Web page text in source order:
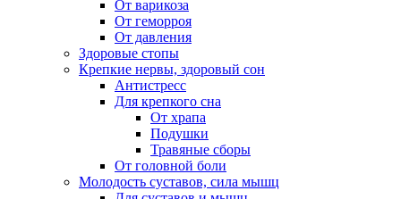
От варикоза
От геморроя
От давления
Здоровые стопы
Крепкие нервы, здоровый сон
Антистресс
Для крепкого сна
От храпа
Подушки
Травяные сборы
От головной боли
Молодость суставов, сила мышц